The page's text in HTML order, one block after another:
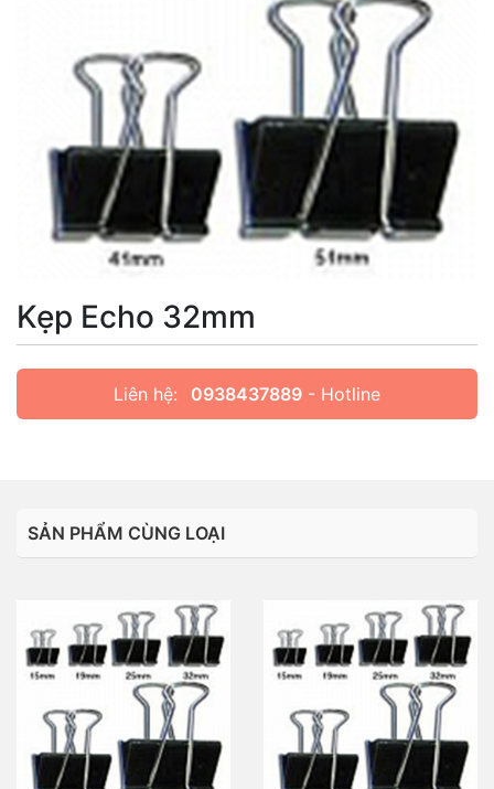
Kẹp Echo 32mm
Liên hệ: 0938437889 - Hotline
SẢN PHẨM CÙNG LOẠI